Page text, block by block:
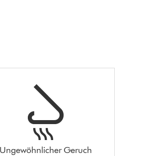
Ungewöhnlicher Geruch